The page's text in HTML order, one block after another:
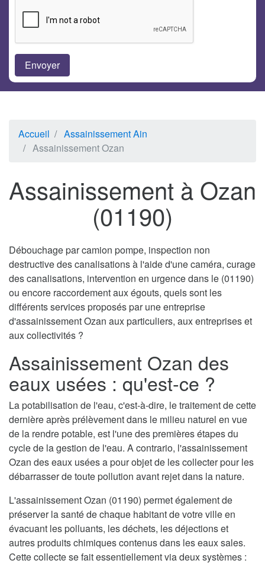
Accueil
Assainissement Ain
Assainissement Ozan
Assainissement à Ozan
(01190)
Débouchage par camion pompe, inspection non
destructive des canalisations à l'aide d'une caméra, curage
des canalisations, intervention en urgence dans le (01190)
ou encore raccordement aux égouts, quels sont les
différents services proposés par une entreprise
d'assainissement Ozan aux particuliers, aux entreprises et
aux collectivités ?
Assainissement Ozan des
eaux usées : qu'est-ce ?
La potabilisation de l'eau, c'est-à-dire, le traitement de cette
dernière après prélèvement dans le milieu naturel en vue
de la rendre potable, est l'une des premières étapes du
cycle de la gestion de l'eau. A contrario, l'assainissement
Ozan des eaux usées a pour objet de les collecter pour les
débarrasser de toute pollution avant rejet dans la nature.
L'assainissement Ozan (01190) permet également de
préserver la santé de chaque habitant de votre ville en
évacuant les polluants, les déchets, les déjections et
autres produits chimiques contenus dans les eaux sales.
Cette collecte se fait essentiellement via deux systèmes :